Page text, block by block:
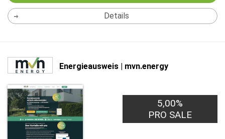
Details
Energieausweis | mvn.energy
5,00%
PRO SALE